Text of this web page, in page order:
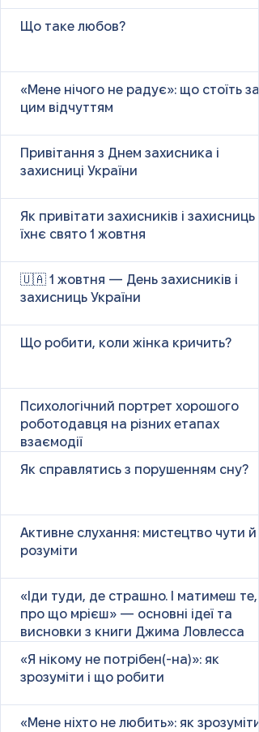
Що таке любов?
«Мене нічого не радує»: що стоїть за
цим відчуттям
Привітання з Днем захисника і
захисниці України
Як привітати захисників і захисниць у
їхнє свято 1 жовтня
🇺🇦 1 жовтня — День захисників і
захисниць України
Що робити, коли жінка кричить?
Психологічний портрет хорошого
роботодавця на різних етапах
взаємодії
Як справлятись з порушенням сну?
Активне слухання: мистецтво чути й
розуміти
«Іди туди, де страшно. І матимеш те,
про що мрієш» — основні ідеї та
висновки з книги Джима Ловлесса
«Я нікому не потрібен(-на)»: як
зрозуміти і що робити
«Мене ніхто не любить»: як зрозуміти